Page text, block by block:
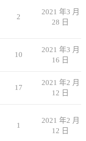
2
2021 年3 月
28 日
10
2021 年3 月
16 日
17
2021 年2 月
12 日
1
2021 年2 月
12 日